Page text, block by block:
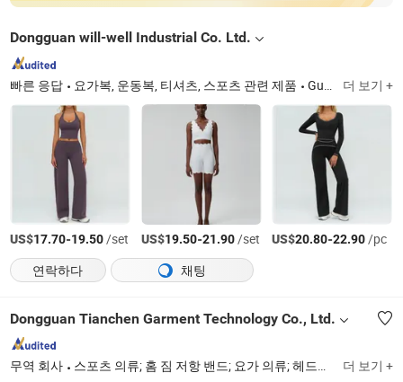
Dongguan will-well Industrial Co. Ltd.
빠른 응답 요가복, 운동복, 티셔츠, 스포츠 관련 제품 Guangdong 더 보기 +
US$17.70-19.50/set US$19.50-21.90/set US$20.80-22.90/pc
연락하다
채팅
Dongguan Tianchen Garment Technology Co., Ltd.
무역 회사 스포츠 의류; 홈 짐 저항 밴드; 요가 의류; 헤드밴드; 피트니스 의류 더 보기 +